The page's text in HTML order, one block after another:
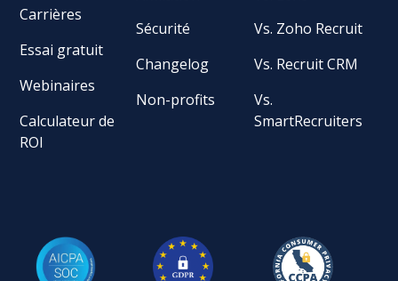
Carrières
Essai gratuit
Webinaires
Calculateur de
ROI
Sécurité
Changelog
Non-profits
Vs. Zoho Recruit
Vs. Recruit CRM
Vs.
SmartRecruiters